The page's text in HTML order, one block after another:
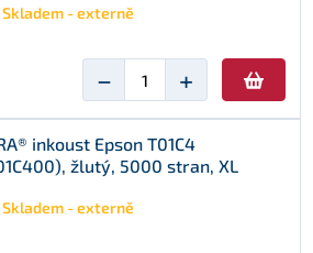
Skladem - externě
− +
inkoust Epson T01C4
žlutý, 5000 stran, XL
Skladem - externě